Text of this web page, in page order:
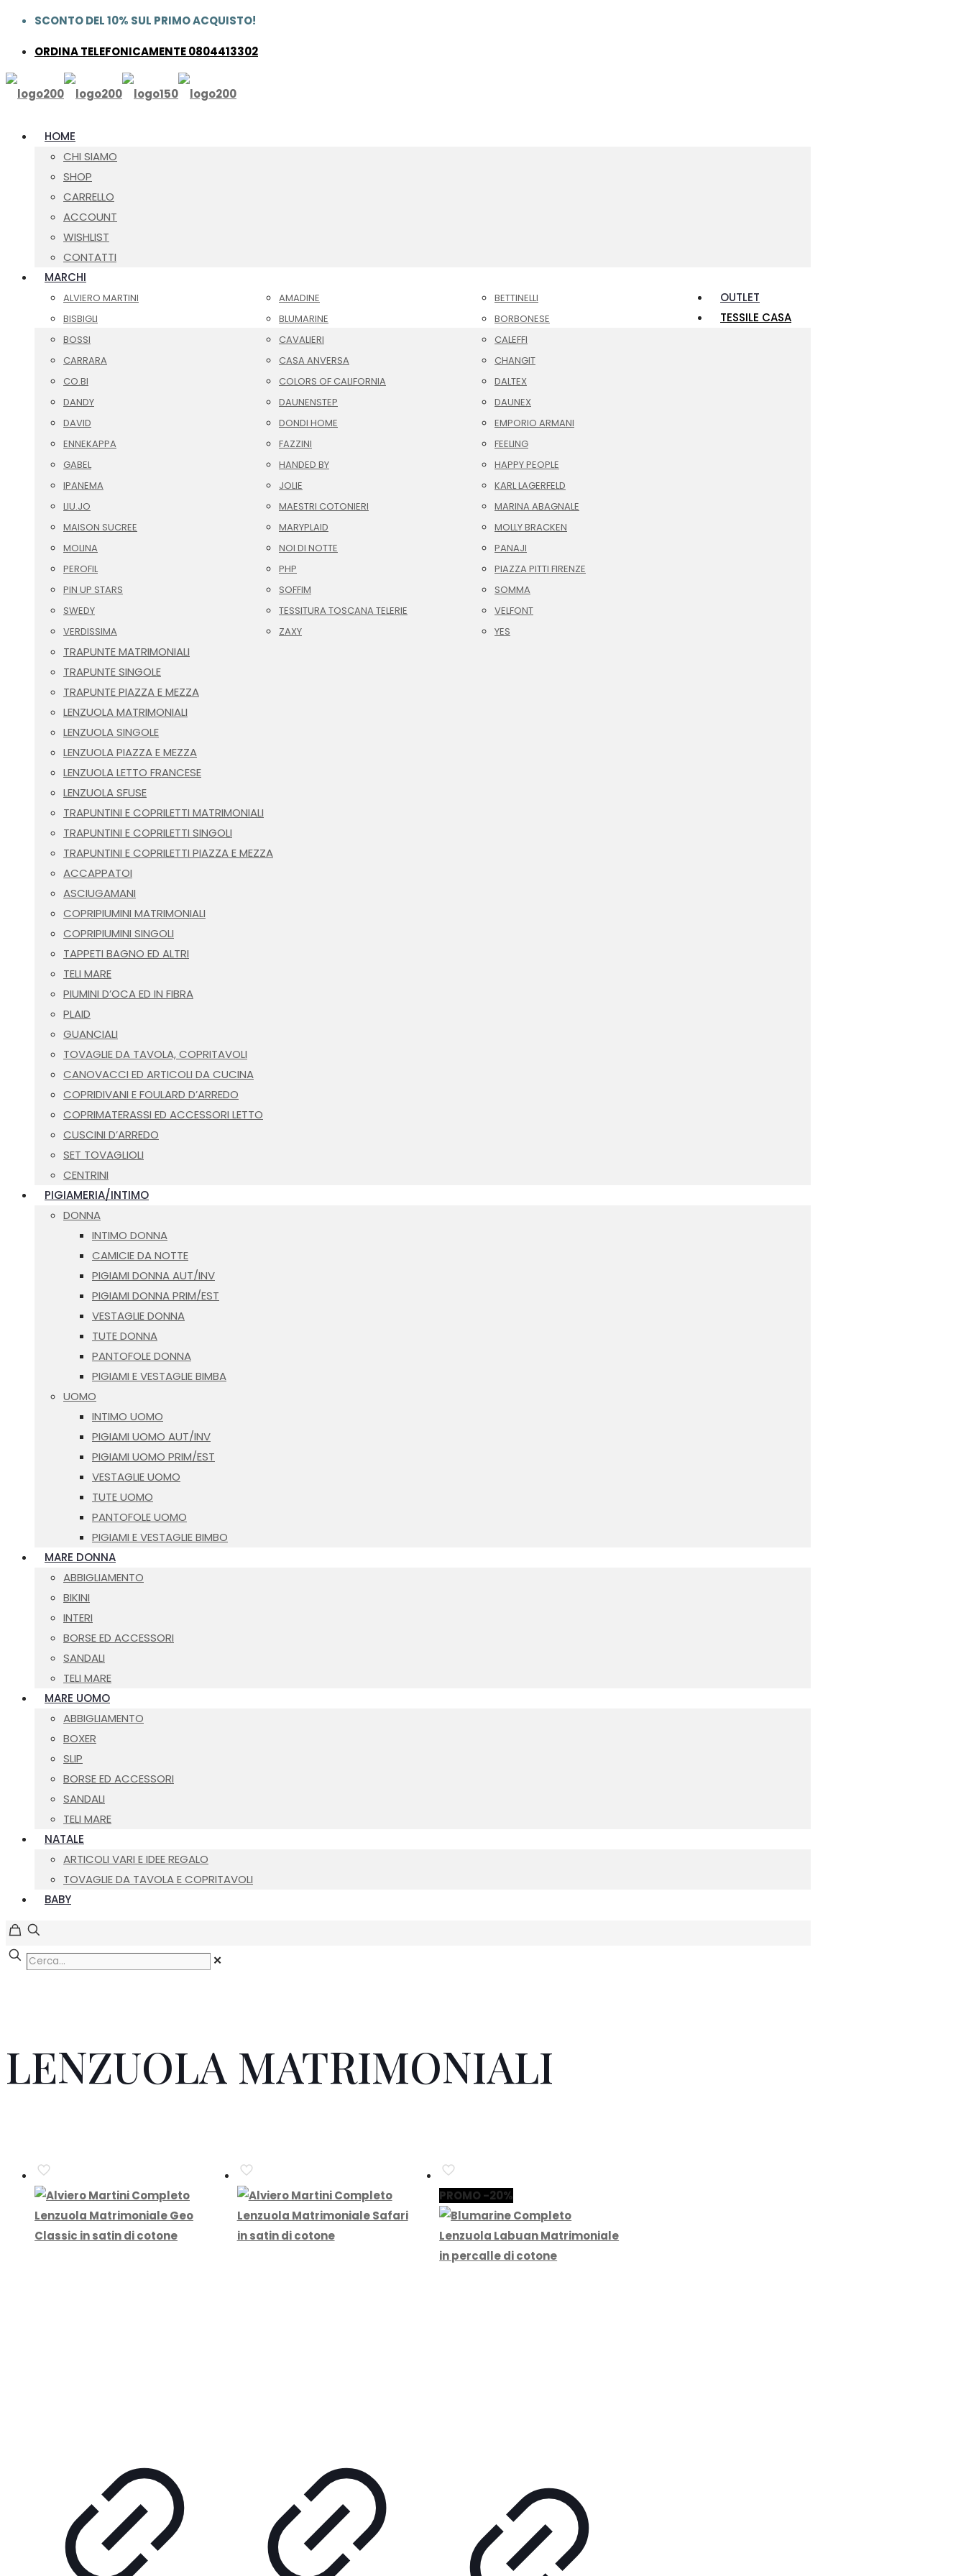
SCONTO DEL 10% SUL PRIMO ACQUISTO!
ORDINA TELEFONICAMENTE 0804413302
HOME
CHI SIAMO
SHOP
CARRELLO
ACCOUNT
WISHLIST
CONTATTI
MARCHI
ALVIERO MARTINI AMADINE
BETTINELLI
BISBIGLI
BLUMARINE
BORBONESE
BOSSI
CAVALIERI
CALEFFI
CARRARA
CASA ANVERSA
CHANGIT
CO.BI
COLORS OF CALIFORNIA
DALTEX
DANDY
DAUNENSTEP
DAUNEX
DAVID
DONDI HOME
EMPORIO ARMANI
ENNEKAPPA
FAZZINI
FEELING
GABEL
HANDED BY
HAPPY PEOPLE
IPANEMA
JOLIE
KARL LAGERFELD
LIU.JO
MAESTRI COTONIERI
MARINA ABAGNALE
MAISON SUCREE
MARYPLAID
MOLLY BRACKEN
MOLINA
NOI DI NOTTE
PANAJI
PEROFIL
PHP
PIAZZA PITTI FIRENZE
PIN UP STARS
SOFFIM
SOMMA
SWEDY
TESSITURA TOSCANA TELERIE
VELFONT
VERDISSIMA
ZAXY YES
OUTLET
TESSILE CASA
TRAPUNTE MATRIMONIALI
TRAPUNTE SINGOLE
TRAPUNTE PIAZZA E MEZZA
LENZUOLA MATRIMONIALI
LENZUOLA SINGOLE
LENZUOLA PIAZZA E MEZZA
LENZUOLA LETTO FRANCESE
LENZUOLA SFUSE
TRAPUNTINI E COPRILETTI MATRIMONIALI
TRAPUNTINI E COPRILETTI SINGOLI
TRAPUNTINI E COPRILETTI PIAZZA E MEZZA
ACCAPPATOI
ASCIUGAMANI
COPRIPIUMINI MATRIMONIALI
COPRIPIUMINI SINGOLI
TAPPETI BAGNO ED ALTRI
TELI MARE
PIUMINI D’OCA ED IN FIBRA
PLAID
GUANCIALI
TOVAGLIE DA TAVOLA, COPRITAVOLI
CANOVACCI ED ARTICOLI DA CUCINA
COPRIDIVANI E FOULARD D’ARREDO
COPRIMATERASSI ED ACCESSORI LETTO
CUSCINI D’ARREDO
SET TOVAGLIOLI
CENTRINI
PIGIAMERIA/INTIMO
DONNA
INTIMO DONNA
CAMICIE DA NOTTE
PIGIAMI DONNA AUT/INV
PIGIAMI DONNA PRIM/EST
VESTAGLIE DONNA
TUTE DONNA
PANTOFOLE DONNA
PIGIAMI E VESTAGLIE BIMBA
UOMO
INTIMO UOMO
PIGIAMI UOMO AUT/INV
PIGIAMI UOMO PRIM/EST
VESTAGLIE UOMO
TUTE UOMO
PANTOFOLE UOMO
PIGIAMI E VESTAGLIE BIMBO
MARE DONNA
ABBIGLIAMENTO
BIKINI
INTERI
BORSE ED ACCESSORI
SANDALI
TELI MARE
MARE UOMO
ABBIGLIAMENTO
BOXER
SLIP
BORSE ED ACCESSORI
SANDALI
TELI MARE
NATALE
ARTICOLI VARI E IDEE REGALO
TOVAGLIE DA TAVOLA E COPRITAVOLI
BABY
✕
LENZUOLA MATRIMONIALI
PROMO -20%